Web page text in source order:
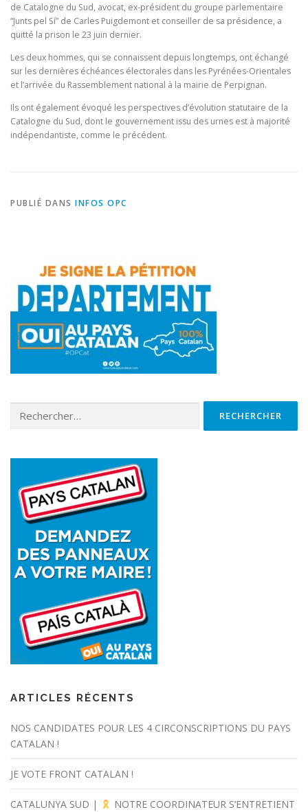
de Catalogne du Sud, avocat, ex-président du groupe parlementaire
“Junts pel Sí” de Carles Puigdemont et conseiller de sa présidence, a
quitté la prison le 23 juin dernier.
Les deux hommes, qui se connaissent depuis longtemps, ont échangé
sur les dernières échéances électorales dans les Pyrénées-Orientales
et l’arrivée du Rassemblement national à la mairie de Perpignan.
Ils ont également évoqué les perspectives d’évolution statutaire de la
Catalogne du Sud, dont le gouvernement issu des urnes est à majorité
indépendantiste, comme le précédent.
PUBLIÉ DANS INFOS OPC
ARTICLES RÉCENTS
NOS CANDIDATES POUR LES 4 CIRCONSCRIPTIONS DU PAYS
CATALAN !
JE VOTE FRONT CATALAN !
CATALUNYA SUD |
NOTRE COORDINATEUR S’ENTRETIENT